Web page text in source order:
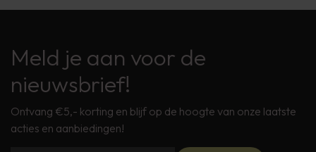
Meld je aan voor de
nieuwsbrief!
Ontvang €5,- korting en blijf op de hoogte van onze laatste
acties en aanbiedingen!